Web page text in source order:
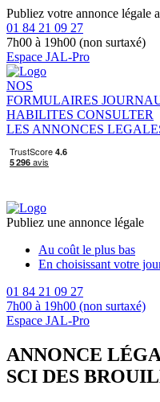
Publiez votre annonce légale
01 84 21 09 27
7h00 à 19h00 (non surtaxé)
Espace JAL-Pro
NOS
FORMULAIRES
HABILITES CONSULTER
LES ANNONCES
Publiez une annonce légale
Au coût le plus bas
En choisissant votre
01 84 21 09 27
7h00 à 19h00 (non surtaxé)
Espace JAL-Pro
ANNONCE
SCI DES